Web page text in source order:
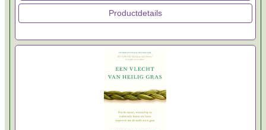
Productdetails